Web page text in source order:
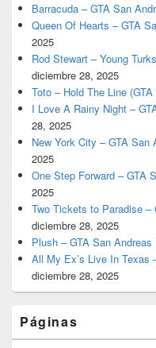
Barracuda – GTA San
Queen Of Hearts – GTA
2025
Rod Stewart – Young
diciembre 28, 2025
Toto – Hold The Line
I Love A Rainy Night –
28, 2025
New York City – GTA San
2025
One Step Forward – GTA
2025
Two Tickets to Paradise –
diciembre 28, 2025
Plush – GTA San Andreas
All My Ex’s Live In Texas
diciembre 28, 2025
Páginas